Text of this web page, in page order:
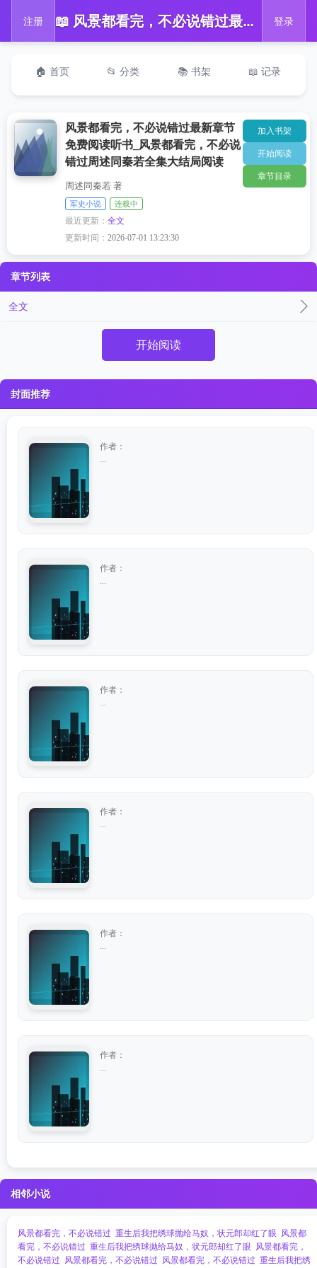
注册 📖 风景都看完，不必说错过最新章节免费阅读听书_风景都看完，不必说错过周述同秦若全集大结局阅读 登录
🏠 首页 📂 分类 📚 书架 📖 记录
风景都看完，不必说错过最新章节
免费阅读听书_风景都看完，不必说
错过周述同秦若全集大结局阅读
周述同秦若 著
军史小说 连载中
最近更新：全文
更新时间：2026-07-01 13:23:30
加入书架
开始阅读
章节目录
章节列表
全文
开始阅读
封面推荐
作者：
作者：
作者：
作者：
作者：
作者：
相邻小说
风景都看完，不必说错过 重生后我把绣球抛给马奴，状元郎却红了眼 风景都
看完，不必说错过 重生后我把绣球抛给马奴，状元郎却红了眼 风景都看完，
不必说错过 风景都看完，不必说错过 风景都看完，不必说错过 重生后我把绣